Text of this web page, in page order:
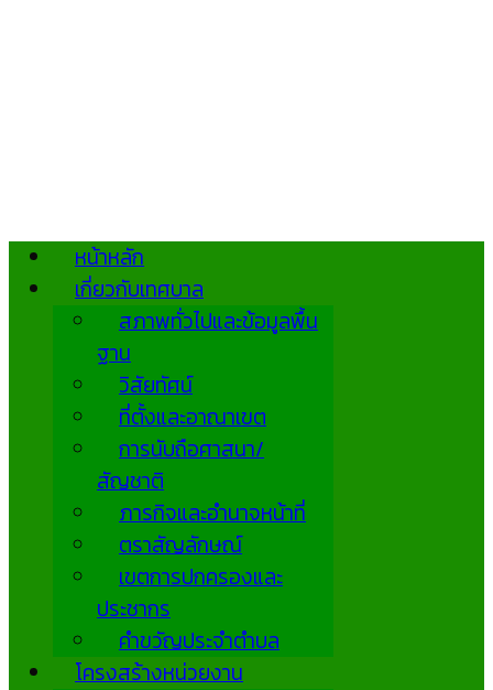
หน้าหลัก
เกี่ยวกับเทศบาล
สภาพทั่วไปและข้อมูลพื้น
ฐาน
วิสัยทัศน์
ที่ตั้งและอาณาเขต
การนับถือศาสนา/
สัญชาติ
ภารกิจและอำนาจหน้าที่
ตราสัญลักษณ์
เขตการปกครองและ
ประชากร
คำขวัญประจำตำบล
โครงสร้างหน่วยงาน